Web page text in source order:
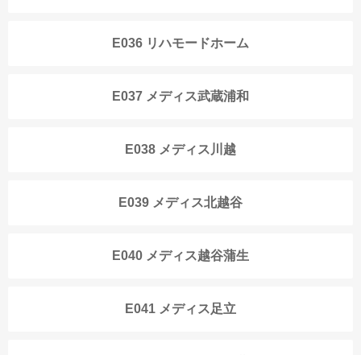
E036 リハモードホーム
E037 メディス武蔵浦和
E038 メディス川越
E039 メディス北越谷
E040 メディス越谷蒲生
E041 メディス足立